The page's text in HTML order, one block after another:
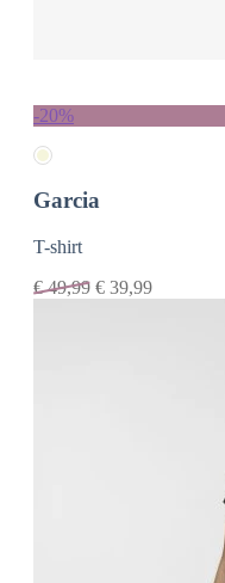
-20%
Garcia
T-shirt
€49,99 € 39,99